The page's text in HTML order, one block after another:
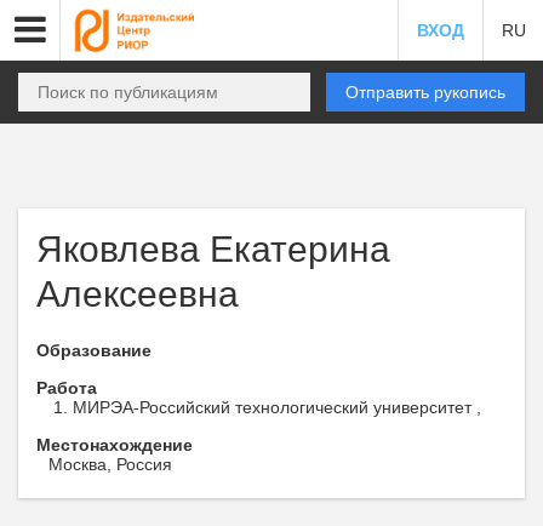
ВХОД RU
Отправить рукопись
Яковлева Екатерина
Алексеевна
Образование
Работа
МИРЭА-Российский технологический университет ,
Местонахождение
Москва, Россия